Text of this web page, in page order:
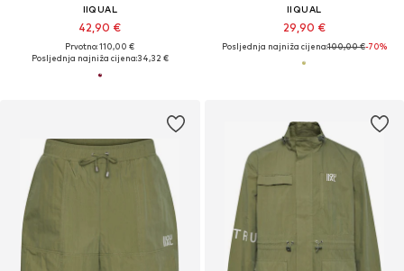
IIQUAL
42,90 €
Prvotno: 110,00 €
Posljednja najniža cijena:34,32 €
IIQUAL
29,90 €
Posljednja najniža cijena:100,00 €-70%